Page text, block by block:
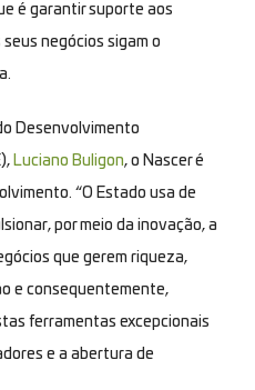
é garantir suporte aos
negócios sigam o
Desenvolvimento
Luciano Buligon, o Nascer é
“O Estado usa de
por meio da inovação, a
que gerem riqueza,
e consequentemente,
ferramentas excepcionais
e a abertura de